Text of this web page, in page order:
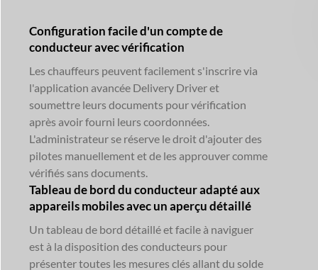
Configuration facile d'un compte de
conducteur avec vérification
Les chauffeurs peuvent facilement s'inscrire via
l'application avancée Delivery Driver et
soumettre leurs documents pour vérification
après avoir fourni leurs coordonnées.
L'administrateur se réserve le droit d'ajouter des
pilotes manuellement et de les approuver comme
vérifiés sans documents.
Tableau de bord du conducteur adapté aux
appareils mobiles avec un aperçu détaillé
Un tableau de bord détaillé et facile à naviguer
est à la disposition des conducteurs pour
présenter toutes les mesures clés allant du solde